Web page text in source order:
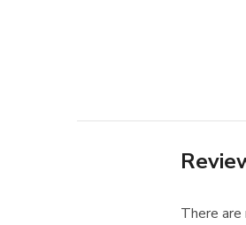
There